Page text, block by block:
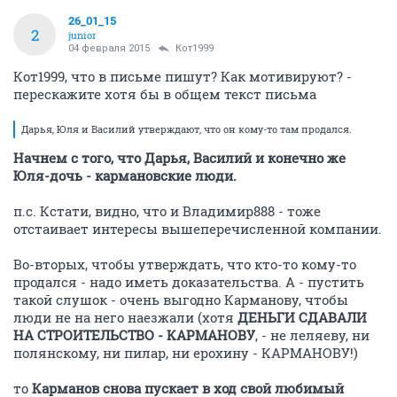
03 февраля 2015
Уважаемые, братья по несчастью! Подскажите, как
предложили подписать письмо для отстранения
нашего внешнего управляющего. Что происходит
вообще???мы ж вроде его сами избрали на собрании,
а тут Дарья, Юля и Василий утверждают, что он
кому-то там продался. Кому верить?????
ОТВЕТИТЬ
СЕЙЧАС ЧИТАЮТ
Дозор глобального потепления (часть 5)
34535 651
Браво, Билайн! (часть 4)
217799 687